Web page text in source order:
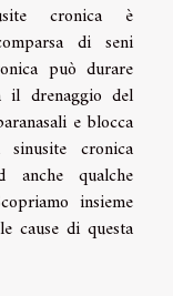
cronica è
di seni
può durare
il drenaggio del
e blocca
cronica
anche qualche
insieme
cause di questa